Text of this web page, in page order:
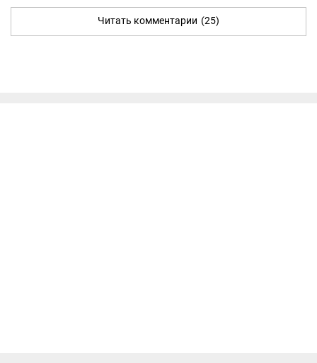
Читать комментарии (25)